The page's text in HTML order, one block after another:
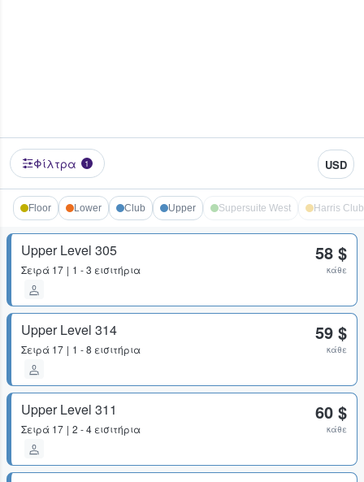
Φίλτρα 1 USD
Floor Lower Club Upper Supersuite West Harris Club
Upper Level 305
Σειρά 17 1 - 3 εισιτήρια
58 $
κάθε
Upper Level 314
Σειρά 17 1 - 8 εισιτήρια
59 $
κάθε
Upper Level 311
Σειρά 17 2 - 4 εισιτήρια
60 $
κάθε